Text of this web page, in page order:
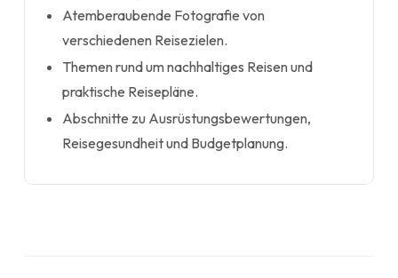
Atemberaubende Fotografie von
verschiedenen Reisezielen.
Themen rund um nachhaltiges Reisen und
praktische Reisepläne.
Abschnitte zu Ausrüstungsbewertungen,
Reisegesundheit und Budgetplanung.